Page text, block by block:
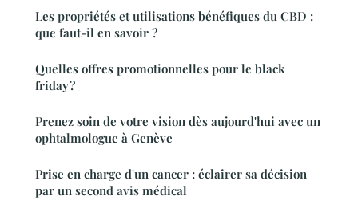
Les propriétés et utilisations bénéfiques du CBD :
que faut-il en savoir ?
Quelles offres promotionnelles pour le black
friday ?
Prenez soin de votre vision dès aujourd'hui avec un
ophtalmologue à Genève
Prise en charge d'un cancer : éclairer sa décision
par un second avis médical